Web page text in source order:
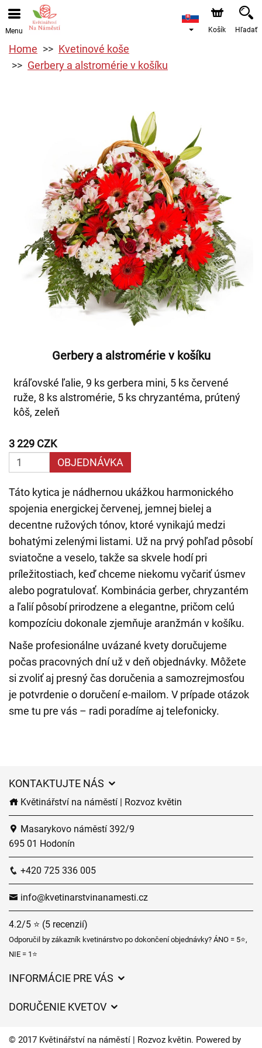
Menu Košík Hľadať
Home
Kvetinové koše
Gerbery a alstromérie v košíku
Gerbery a alstromérie v košíku
kráľovské ľalie, 9 ks gerbera mini, 5 ks červené
ruže, 8 ks alstromérie, 5 ks chryzantéma, prútený
kôš, zeleň
3 229 CZK
OBJEDNÁVKA
Táto kytica je nádhernou ukážkou harmonického
spojenia energickej červenej, jemnej bielej a
decentne ružových tónov, ktoré vynikajú medzi
bohatými zelenými listami. Už na prvý pohľad pôsobí
sviatočne a veselo, takže sa skvele hodí pri
príležitostiach, keď chceme niekomu vyčariť úsmev
alebo pogratulovať. Kombinácia gerber, chryzantém
a ľalií pôsobí prirodzene a elegantne, pričom celú
kompozíciu dokonale zjemňuje aranžmán v košíku.
Naše profesionálne uvázané kvety doručujeme
počas pracovných dní už v deň objednávky. Môžete
si zvoliť aj presný čas doručenia a samozrejmosťou
je potvrdenie o doručení e-mailom. V prípade otázok
sme tu pre vás – radi poradíme aj telefonicky.
KONTAKTUJTE NÁS
Květinářství na náměstí | Rozvoz květin
Masarykovo náměstí 392/9
695 01 Hodonín
+420 725 336 005
info@kvetinarstvinanamesti.cz
4.2/5 ⭐ (5 recenzií)
Odporučil by zákazník kvetinárstvo po dokončení objednávky? ÁNO = 5⭐,
NIE = 1⭐
INFORMÁCIE PRE VÁS
Časy doručenia kvetov – prehľad možností
DORUČENIE KVETOV
Kam doručujeme kvety
© 2017 Květinářství na náměstí | Rozvoz květin. Powered by